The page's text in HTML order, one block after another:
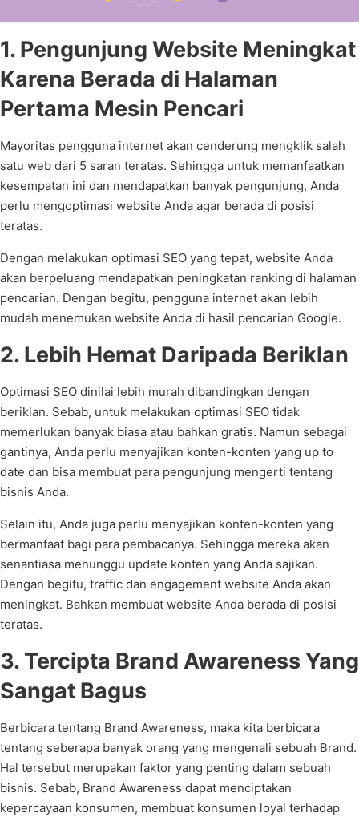
1. Pengunjung Website Meningkat
Karena Berada di Halaman
Pertama Mesin Pencari
Mayoritas pengguna internet akan cenderung mengklik salah
satu web dari 5 saran teratas. Sehingga untuk memanfaatkan
kesempatan ini dan mendapatkan banyak pengunjung, Anda
perlu mengoptimasi website Anda agar berada di posisi
teratas.
Dengan melakukan optimasi SEO yang tepat, website Anda
akan berpeluang mendapatkan peningkatan ranking di halaman
pencarian. Dengan begitu, pengguna internet akan lebih
mudah menemukan website Anda di hasil pencarian Google.
2. Lebih Hemat Daripada Beriklan
Optimasi SEO dinilai lebih murah dibandingkan dengan
beriklan. Sebab, untuk melakukan optimasi SEO tidak
memerlukan banyak biasa atau bahkan gratis. Namun sebagai
gantinya, Anda perlu menyajikan konten-konten yang up to
date dan bisa membuat para pengunjung mengerti tentang
bisnis Anda.
Selain itu, Anda juga perlu menyajikan konten-konten yang
bermanfaat bagi para pembacanya. Sehingga mereka akan
senantiasa menunggu update konten yang Anda sajikan.
Dengan begitu, traffic dan engagement website Anda akan
meningkat. Bahkan membuat website Anda berada di posisi
teratas.
3. Tercipta Brand Awareness Yang
Sangat Bagus
Berbicara tentang Brand Awareness, maka kita berbicara
tentang seberapa banyak orang yang mengenali sebuah Brand.
Hal tersebut merupakan faktor yang penting dalam sebuah
bisnis. Sebab, Brand Awareness dapat menciptakan
kepercayaan konsumen, membuat konsumen loyal terhadap